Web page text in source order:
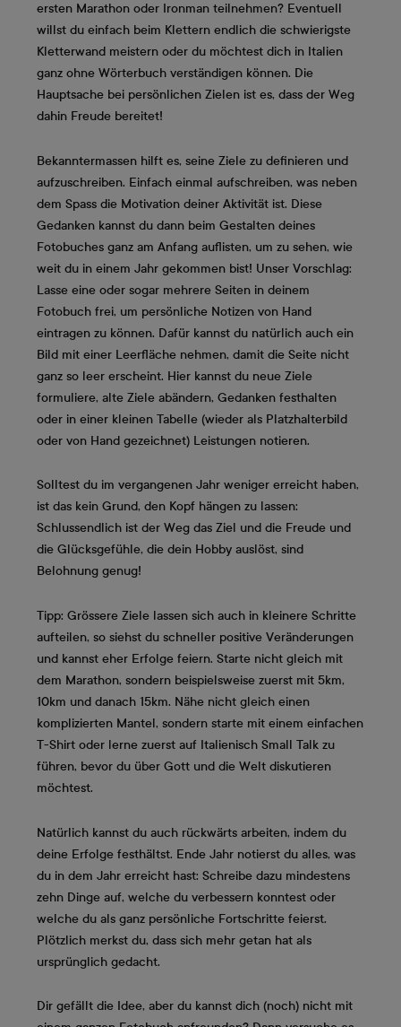
ersten Marathon oder Ironman teilnehmen? Eventuell
willst du einfach beim Klettern endlich die schwierigste
Kletterwand meistern oder du möchtest dich in Italien
ganz ohne Wörterbuch verständigen können. Die
Hauptsache bei persönlichen Zielen ist es, dass der Weg
dahin Freude bereitet!
Bekanntermassen hilft es, seine Ziele zu definieren und
aufzuschreiben. Einfach einmal aufschreiben, was neben
dem Spass die Motivation deiner Aktivität ist. Diese
Gedanken kannst du dann beim Gestalten deines
Fotobuches ganz am Anfang auflisten, um zu sehen, wie
weit du in einem Jahr gekommen bist! Unser Vorschlag:
Lasse eine oder sogar mehrere Seiten in deinem
Fotobuch frei, um persönliche Notizen von Hand
eintragen zu können. Dafür kannst du natürlich auch ein
Bild mit einer Leerfläche nehmen, damit die Seite nicht
ganz so leer erscheint. Hier kannst du neue Ziele
formuliere, alte Ziele abändern, Gedanken festhalten
oder in einer kleinen Tabelle (wieder als Platzhalterbild
oder von Hand gezeichnet) Leistungen notieren.
Solltest du im vergangenen Jahr weniger erreicht haben,
ist das kein Grund, den Kopf hängen zu lassen:
Schlussendlich ist der Weg das Ziel und die Freude und
die Glücksgefühle, die dein Hobby auslöst, sind
Belohnung genug!
Tipp: Grössere Ziele lassen sich auch in kleinere Schritte
aufteilen, so siehst du schneller positive Veränderungen
und kannst eher Erfolge feiern. Starte nicht gleich mit
dem Marathon, sondern beispielsweise zuerst mit 5km,
10km und danach 15km. Nähe nicht gleich einen
komplizierten Mantel, sondern starte mit einem einfachen
T-Shirt oder lerne zuerst auf Italienisch Small Talk zu
führen, bevor du über Gott und die Welt diskutieren
möchtest.
Natürlich kannst du auch rückwärts arbeiten, indem du
deine Erfolge festhältst. Ende Jahr notierst du alles, was
du in dem Jahr erreicht hast: Schreibe dazu mindestens
zehn Dinge auf, welche du verbessern konntest oder
welche du als ganz persönliche Fortschritte feierst.
Plötzlich merkst du, dass sich mehr getan hat als
ursprünglich gedacht.
Dir gefällt die Idee, aber du kannst dich (noch) nicht mit